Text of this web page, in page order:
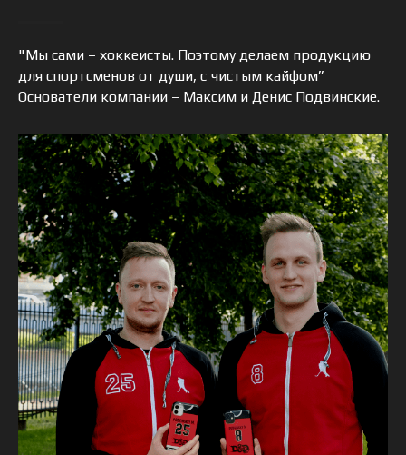
"Мы сами – хоккеисты. Поэтому делаем продукцию
для спортсменов от души, с чистым кайфом”
Основатели компании – Максим и Денис Подвинские.
ПОЛУЧИТЬ
ДВА-ВЫГОДНЕЕ
Скидка 25 % на каждый второй
товар